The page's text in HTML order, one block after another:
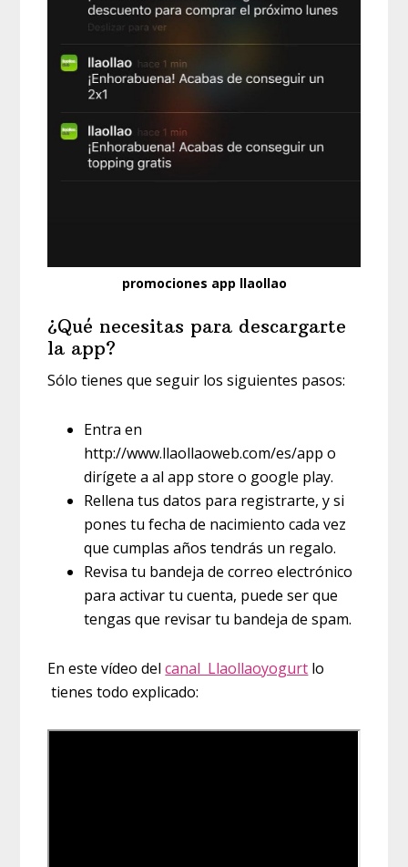
promociones app llaollao
¿Qué necesitas para descargarte
la app?
Sólo tienes que seguir los siguientes pasos:
Entra en
http://www.llaollaoweb.com/es/app o
dirígete a al app store o google play.
Rellena tus datos para registrarte, y si
pones tu fecha de nacimiento cada vez
que cumplas años tendrás un regalo.
Revisa tu bandeja de correo electrónico
para activar tu cuenta, puede ser que
tengas que revisar tu bandeja de spam.
En este vídeo delcanal Llaollaoyogurt lo
tienes todo explicado: